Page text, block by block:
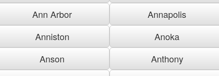
Ann Arbor
Annapolis
Anniston
Anoka
Anson
Anthony